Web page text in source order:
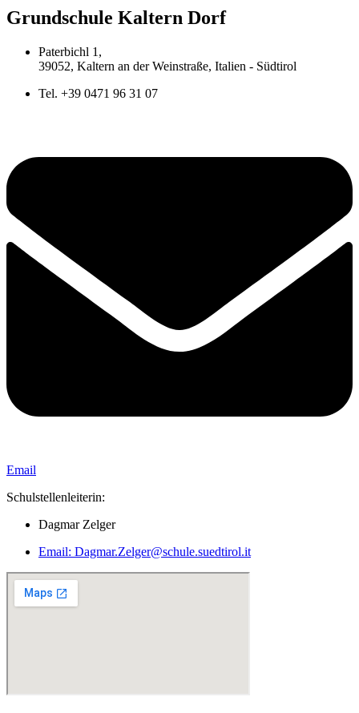
Grundschule Kaltern Dorf
Paterbichl 1,
39052, Kaltern an der Weinstraße, Italien - Südtirol
Tel. +39 0471 96 31 07
Email
Schulstellenleiterin:
Dagmar Zelger
Email: Dagmar.Zelger@schule.suedtirol.it